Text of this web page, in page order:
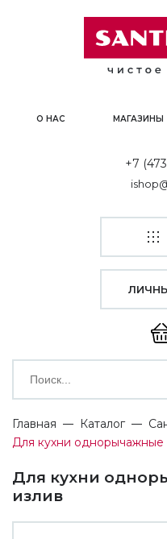
О НАС МАГАЗИНЫ
+7
Главная Каталог
Для кухни однорычажные
Для кухни
излив